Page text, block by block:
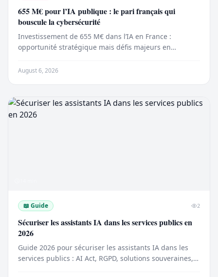
655 M€ pour l’IA publique : le pari français qui
bouscule la cybersécurité
Investissement de 655 M€ dans l’IA en France :
opportunité stratégique mais défis majeurs en
données sensibles.
August 6, 2026
📖 Guide 2
Sécuriser les assistants IA dans les services publics en
2026
Guide 2026 pour sécuriser les assistants IA dans les
services publics : AI Act, RGPD, solutions souveraines,